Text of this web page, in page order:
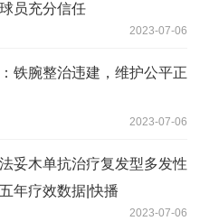
员充分信任
2023-07-06
铁腕整治违建，维护公平正
2023-07-06
妥木单抗治疗复发型多发性
年疗效数据|快播
2023-07-06